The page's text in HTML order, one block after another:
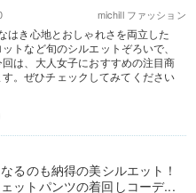
michill ファッション
はき心地とおしゃれさを両立した
トなど旬のシルエットぞろいで、
は、大人女子におすすめの注目商
。ぜひチェックしてみてください
るのも納得の美シルエット！
ットパンツの着回しコーデ...